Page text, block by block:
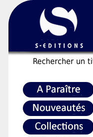
Rechercher un